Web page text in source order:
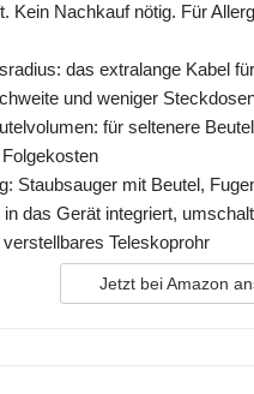
Kein Nachkauf nötig. Für
das extralange Kabel
und weniger
für seltenere
Staubsauger mit Beutel,
das Gerät integriert,
Teleskoprohr
Jetzt bei Amazon